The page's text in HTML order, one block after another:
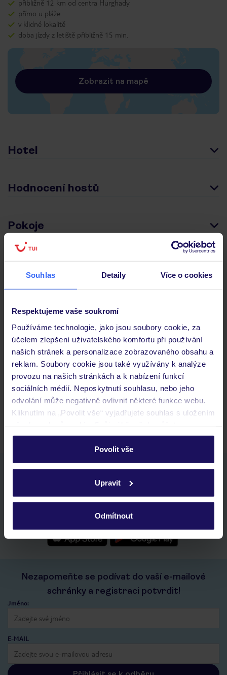
Souhlas Detaily Více o cookies
Respektujeme vaše soukromí
Používáme technologie, jako jsou soubory cookie, za
účelem zlepšení uživatelského komfortu při používání
našich stránek a personalizace zobrazovaného obsahu a
reklam. Soubory cookie jsou také využívány k analýze
provozu na našich stránkách a k nabízení funkcí
sociálních médií. Neposkytnutí souhlasu, nebo jeho
odvolání může negativně ovlivnit některé funkce webu.
Kliknutím na „Povolit vše“ vyjadřujete souhlas s uložením
personalizovat v sekci „Personalizace“.
Podrobné informace o souborech cookie naleznete v
ochrany osobních údajů.
Povolit vše
Upravit
Odmítnout
přibližně 12 km od centra Hurghady
přímo u pláže
v klidné lokalitě
doba jízdy z letiště přibližně 15 min.
Zobrazit na mapě
Hotel
Hodnocení hostů
Pokoje
Stravování
Často kladené otázky
Jaké doklady jsou potřebné při cestování?
Budeme ubytováni ihned po příjezdu do hotelu?
Kam jít po přistání a vyzvednutí zavazadel?
Zobrazit další
Stáhněte si bezplatnou aplikaci TUI
rychlé vyhledávání a prohlížení nabídek
seznam oblíbených nabídek a možnost jejich sdílení
kontakt s TUI a všechny informace o tvé rezervaci v myTUI
Nezapomeňte se podívat do vaší e-mailové
schránky a registraci potvrdit!
Jméno:
E-MAIL